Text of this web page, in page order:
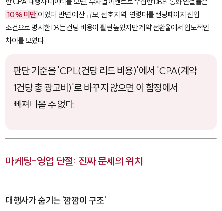
10% 미만 이었다. 반면 예산 규모, 선호 지역, 연령대를 랜딩페이지 진입
조건으로 명시한 DB는 건당 비용이 훨씬 높았지만 계약 전환율에서 압도적인
차이를 보였다.
판단 기준을 'CPL(건당 리드 비용)'에서 'CPA(계약
1건당 총 광고비)'로 바꾸지 않으면 이 함정에서
빠져나올 수 없다.
마케팅-영업 단절: 진짜 문제의 위치
대행사가 숨기는 '깜깜이 구조'